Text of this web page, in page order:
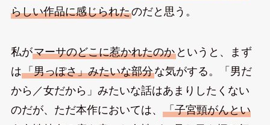
らしい作品に感じられたのだと思う。
私がマーサのどこに惹かれたのかというと、まず
は「男っぽさ」みたいな部分な気がする。「男だ
から／女だから」みたいな話はあまりしたくない
のだが、ただ本作においては、 「子宮頸がんとい